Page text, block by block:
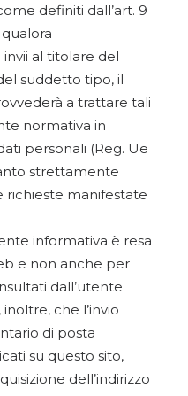
definiti dall’art. 9
al titolare del
suddetto tipo, il
a trattare tali
normativa in
personali (Reg. Ue
strettamente
richieste manifestate
informativa è resa
e non anche per
dall’utente
che l’invio
di posta
su questo sito,
dell’indirizzo